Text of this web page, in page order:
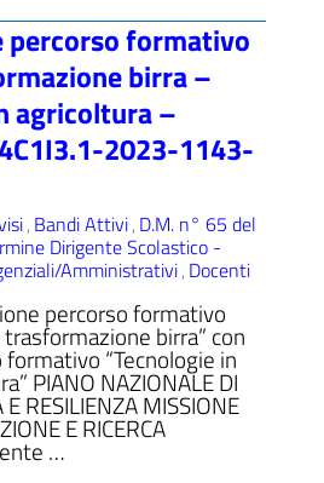
percorso formativo
birra –
agricoltura –
2023-1143-
, Bandi Attivi, D.M. n° 65 del
Dirigente Scolastico -
Amministrativi, Docenti
percorso formativo
trasformazione birra” con
“Tecnologie in
PIANO NAZIONALE DI
E RESILIENZA MISSIONE
E RICERCA
…